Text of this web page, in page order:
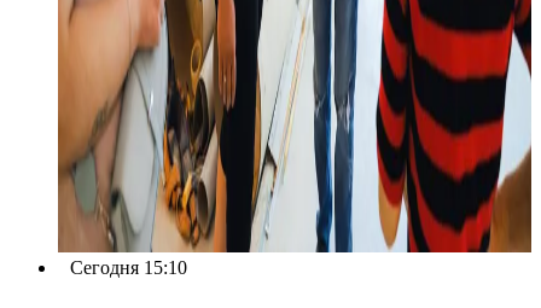
Сегодня 15:10